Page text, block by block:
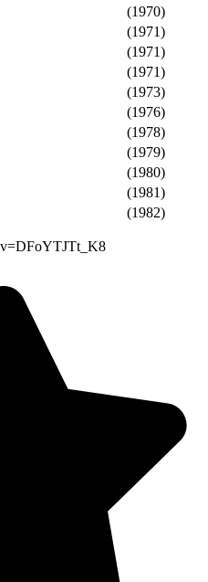
(1970)
(1971)
(1971)
(1971)
(1973)
(1976)
(1978)
(1979)
(1980)
(1981)
(1982)